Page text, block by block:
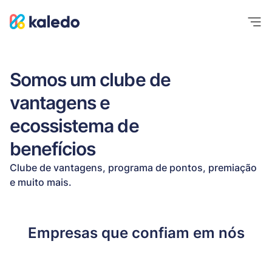
Engaje e aumente a performance do seu time
Explorar soluções
Maximize o engajamento e a motivação dos seus
Somos um clube de
vantagens e
ecossistema de
benefícios
Clube de vantagens, programa de pontos, premiação
e muito mais.
Empresas que confiam em nós